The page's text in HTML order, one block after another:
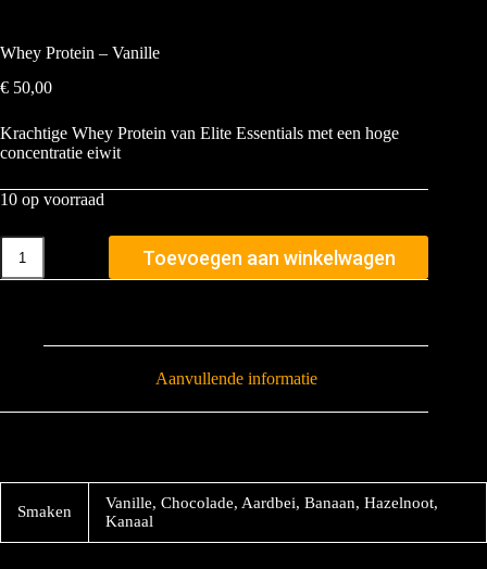
Whey Protein – Vanille
€ 50,00
Krachtige Whey Protein van Elite Essentials met een hoge
concentratie eiwit
10 op voorraad
Toevoegen aan winkelwagen
Aanvullende informatie
Smaken
Vanille, Chocolade, Aardbei, Banaan, Hazelnoot,
Kanaal